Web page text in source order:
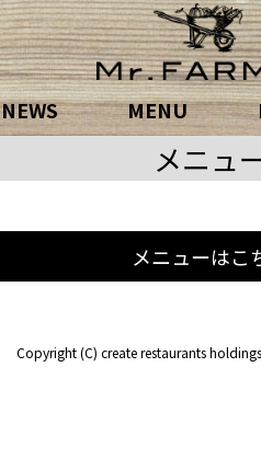
NEWS MENU
メニュ
メニューはこ
Copyright (C) create restaurants